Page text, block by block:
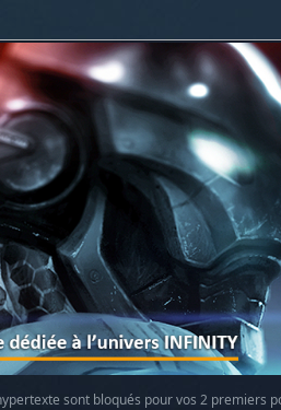
sont bloqués pour vos 2 premiers